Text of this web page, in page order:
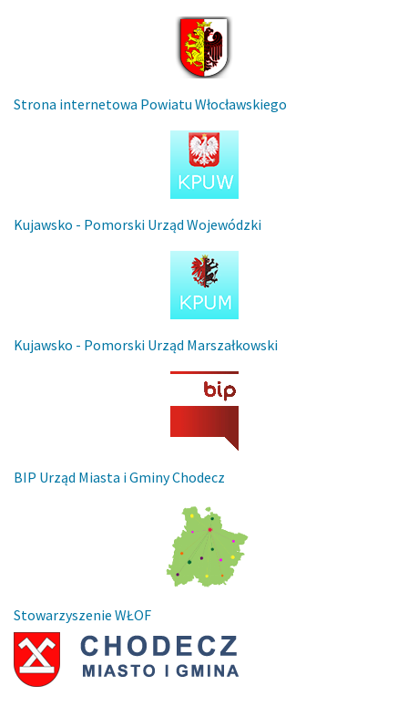
Strona internetowa Powiatu Włocławskiego
Kujawsko - Pomorski Urząd Wojewódzki
Kujawsko - Pomorski Urząd Marszałkowski
BIP Urząd Miasta i Gminy Chodecz
Stowarzyszenie WŁOF